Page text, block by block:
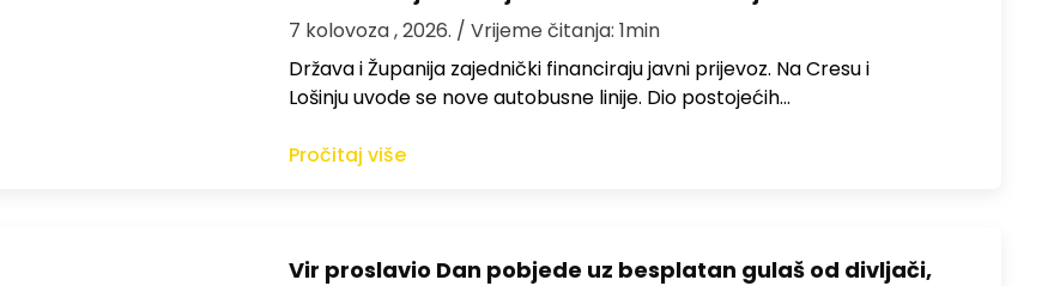
7 kolovoza , 2026. / Vrijeme čitanja: 1min
Država i Županija zajednički financiraju javni prijevoz. Na Cresu i
Lošinju uvode se nove autobusne linije. Dio postojećih…
Pročitaj više
Vir proslavio Dan pobjede uz besplatan gulaš od divljači,